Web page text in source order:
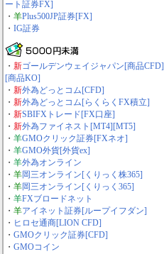
ート証券FX]
・ 羊Plus500JP証券[FX]
・ IG証券
・ 新ゴールデンウェイジャパン[商品CFD]
[商品KO]
・ 新外為どっとコム[CFD]
・ 新外為どっとコム[らくらくFX積立]
・ 新SBIFXトレード[FX口座]
・ 新外為ファイネスト[MT4][MT5]
・ 羊GMOクリック証券[FXネオ]
・ 羊GMO外貨[外貨ex]
・ 羊外為オンライン
・ 羊岡三オンライン[くりっく株365]
・ 羊岡三オンライン[くりっく365]
・ 羊FXブロードネット
・ 羊アイネット証券[ループイフダン]
・ ヒロセ通商[LION CFD]
・ GMOクリック証券[CFD]
・ GMOコイン